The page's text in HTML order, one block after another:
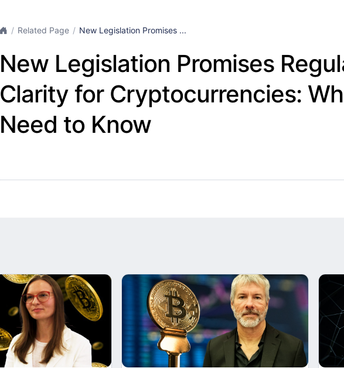
Related Page New Legislation Promises ...
New Legislation Promises
Clarity for Cryptocurrencies:
Need to Know